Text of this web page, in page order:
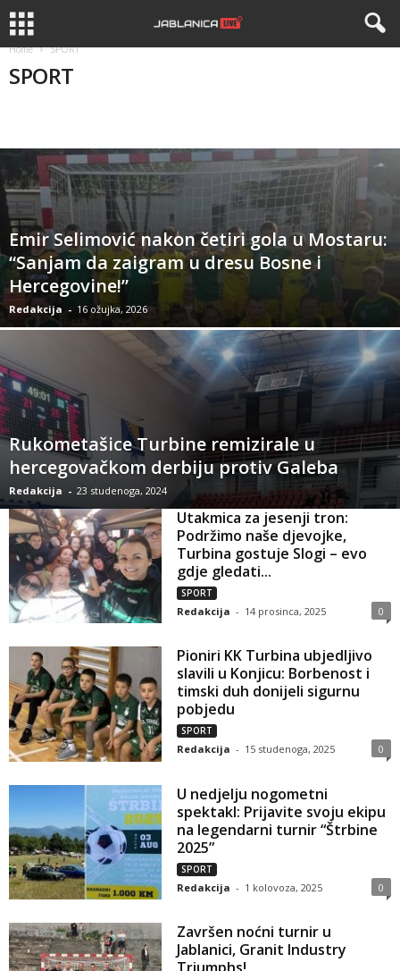
Home SPORT
SPORT
Emir Selimović nakon četiri gola u Mostaru:
“Sanjam da zaigram u dresu Bosne i
Hercegovine!”
Redakcija - 16 ožujka, 2026
Rukometašice Turbine remizirale u
hercegovačkom derbiju protiv Galeba
Redakcija - 23 studenoga, 2024
Utakmica za jesenji tron:
Podržimo naše djevojke,
Turbina gostuje Slogi – evo
gdje gledati...
SPORT
Redakcija - 14 prosinca, 2025 0
Pioniri KK Turbina ubjedljivo
slavili u Konjicu: Borbenost i
timski duh donijeli sigurnu
pobjedu
SPORT
Redakcija - 15 studenoga, 2025 0
U nedjelju nogometni
spektakl: Prijavite svoju ekipu
na legendarni turnir “Štrbine
2025”
SPORT
Redakcija - 1 kolovoza, 2025 0
Završen noćni turnir u
Jablanici, Granit Industry